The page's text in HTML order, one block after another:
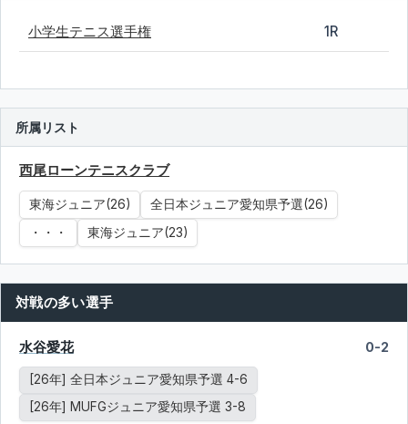
小学生テニス選手権 1R
所属リスト
西尾ローンテニスクラブ
東海ジュニア(26)
全日本ジュニア愛知県予選(26)
・・・
東海ジュニア(23)
対戦の多い選手
水谷愛花 0-2
[26年] 全日本ジュニア愛知県予選 4-6
[26年] MUFGジュニア愛知県予選 3-8